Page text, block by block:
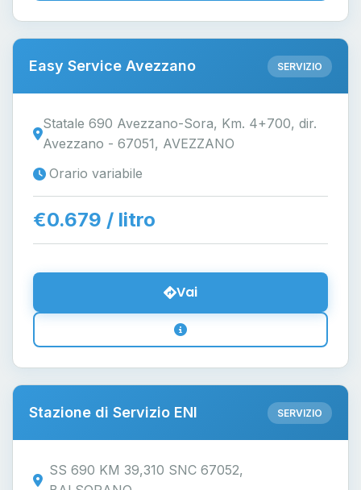
Easy Service Avezzano SERVIZIO
Statale 690 Avezzano-Sora, Km. 4+700, dir.
Avezzano - 67051, AVEZZANO
Orario variabile
€0.679 / litro
Vai
Stazione di Servizio ENI SERVIZIO
SS 690 KM 39,310 SNC 67052,